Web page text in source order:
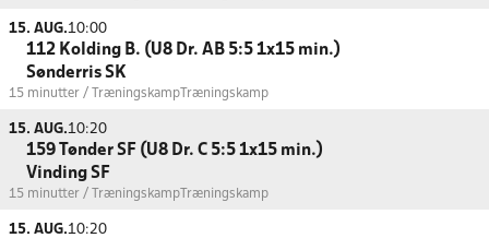
15. AUG.10:00
112 Kolding B. (U8 Dr. AB 5:5 1x15 min.)
Sønderris SK
15 minutter / Træningskamp Træningskamp
15. AUG.10:20
159 Tønder SF (U8 Dr. C 5:5 1x15 min.)
Vinding SF
15 minutter / Træningskamp Træningskamp
15. AUG.10:20